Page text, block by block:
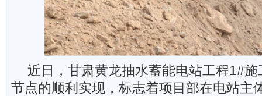
近日，甘肃黄龙抽水蓄能电站工程1#
节点的顺利实现，标志着项目部在电站主